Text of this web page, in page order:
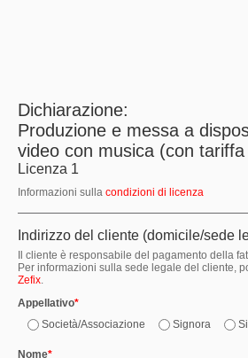
Dichiarazione:
Produzione e messa a
video con musica (con
Licenza 1
Informazioni sulla condizioni di licenza
Indirizzo del cliente (domicile/sede
Il cliente è responsabile del pagamento della
Per informazioni sulla sede legale del cliente,
Zefix.
Appellativo*
Società/Associazione
Signora
Nome*